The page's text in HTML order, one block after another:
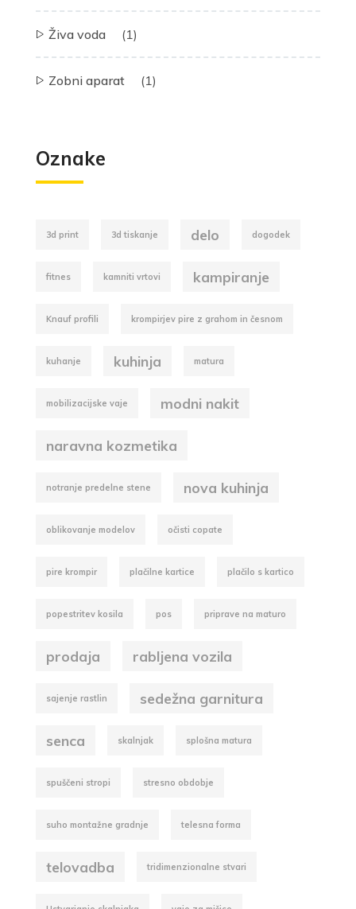
Živa voda (1)
Zobni aparat (1)
Oznake
3d print 3d tiskanje delo dogodek
fitnes kamniti vrtovi kampiranje
Knauf profili krompirjev pire z grahom in česnom
kuhanje kuhinja matura
mobilizacijske vaje modni nakit
naravna kozmetika
notranje predelne stene nova kuhinja
oblikovanje modelov očisti copate
pire krompir plačilne kartice plačilo s kartico
popestritev kosila pos priprave na maturo
prodaja rabljena vozila
sajenje rastlin sedežna garnitura
senca skalnjak splošna matura
spuščeni stropi stresno obdobje
suho montažne gradnje telesna forma
telovadba tridimenzionalne stvari